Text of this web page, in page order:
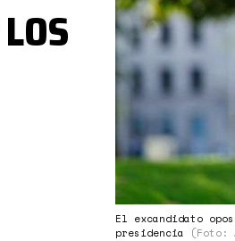
El excandidato
presidencia
(Foto: